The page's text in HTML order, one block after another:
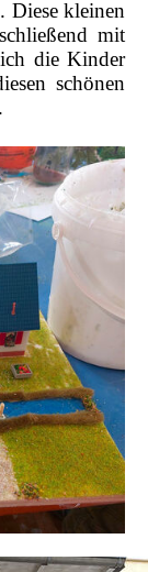
Diese kleinen
mit
die Kinder
schönen